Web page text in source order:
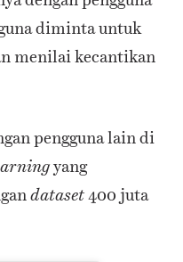
diminta untuk
menilai kecantikan
pengguna lain di
yang
dataset400 juta